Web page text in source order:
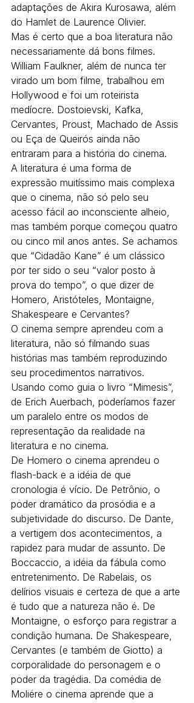
adaptações de Akira Kurosawa, além
do Hamlet de Laurence Olivier.
Mas é certo que a boa literatura não
necessariamente dá bons filmes.
William Faulkner, além de nunca ter
virado um bom filme, trabalhou em
Hollywood e foi um roteirista
medíocre. Dostoievski, Kafka,
Cervantes, Proust, Machado de Assis
ou Eça de Queirós ainda não
entraram para a história do cinema.
A literatura é uma forma de
expressão muitíssimo mais complexa
que o cinema, não só pelo seu
acesso fácil ao inconsciente alheio,
mas também porque começou quatro
ou cinco mil anos antes. Se achamos
que “Cidadão Kane” é um clássico
por ter sido o seu “valor posto à
prova do tempo”, o que dizer de
Homero, Aristóteles, Montaigne,
Shakespeare e Cervantes?
O cinema sempre aprendeu com a
literatura, não só filmando suas
histórias mas também reproduzindo
seu procedimentos narrativos.
Usando como guia o livro “Mimesis”,
de Erich Auerbach, poderíamos fazer
um paralelo entre os modos de
representação da realidade na
literatura e no cinema.
De Homero o cinema aprendeu o
flash-back e a idéia de que
cronologia é vício. De Petrônio, o
poder dramático da prosódia e a
subjetividade do discurso. De Dante,
a vertigem dos acontecimentos, a
rapidez para mudar de assunto. De
Boccaccio, a idéia da fábula como
entretenimento. De Rabelais, os
delírios visuais e certeza de que a arte
é tudo que a natureza não é. De
Montaigne, o esforço para registrar a
condição humana. De Shakespeare,
Cervantes (e também de Giotto) a
corporalidade do personagem e o
poder da tragédia. Da comédia de
Moliére o cinema aprende que a